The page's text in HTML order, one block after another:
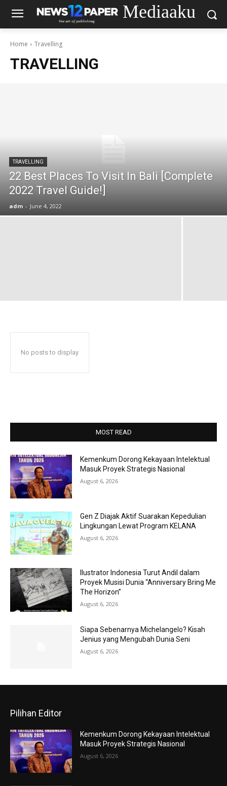
Mediaaku
Home Travelling
TRAVELLING
TRAVELLING
22 Best Places To Visit In Bali [Complete
2022 Travel Guide!]
adm - June 4, 2022
No posts to display
MOST READ
Kemenkum Dorong Kekayaan Intelektual
Masuk Proyek Strategis Nasional
August 6, 2026
Gen Z Diajak Aktif Suarakan Kepedulian
Lingkungan Lewat Program KELANA
August 6, 2026
Ilustrator Indonesia Turut Andil dalam
Proyek Musisi Dunia “Anniversary Bring Me
The Horizon”
August 6, 2026
Siapa Sebenarnya Michelangelo? Kisah
Jenius yang Mengubah Dunia Seni
August 6, 2026
Pilihan Editor
Kemenkum Dorong Kekayaan Intelektual
Masuk Proyek Strategis Nasional
August 6, 2026